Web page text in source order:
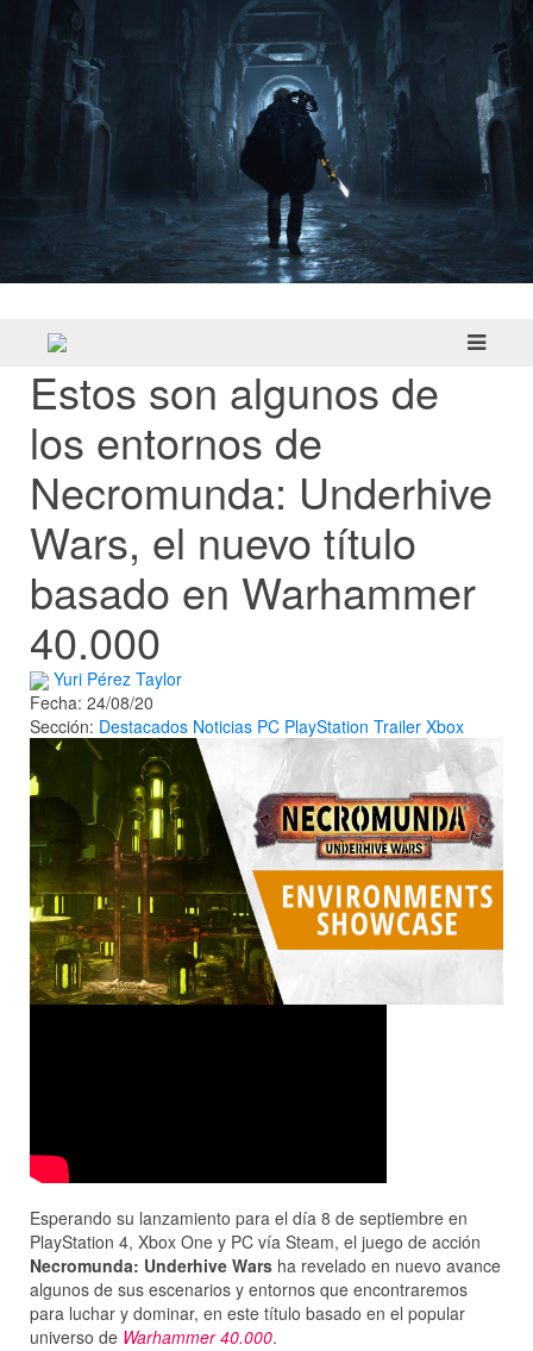
Estos son algunos de
los entornos de
Necromunda: Underhive
Wars, el nuevo título
basado en Warhammer
40.000
Yuri Pérez Taylor
Fecha: 24/08/20
Sección: Destacados Noticias PC PlayStation Trailer Xbox
Esperando su lanzamiento para el día 8 de septiembre en
PlayStation 4, Xbox One y PC vía Steam, el juego de acción
Necromunda: Underhive Wars ha revelado en nuevo avance
algunos de sus escenarios y entornos que encontraremos
para luchar y dominar, en este título basado en el popular
universo de Warhammer 40.000.